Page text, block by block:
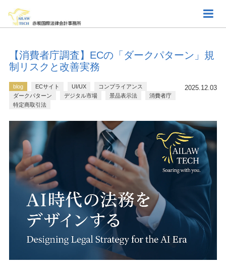
【消費者庁調査】ECの「ダークパターン」規
制リスクと改善実務
2025.12.03
blog ECサイト UI/UX
コンプライアンス
ダークパターン
デジタル市場 景品表示法
消費者庁
特定商取引法